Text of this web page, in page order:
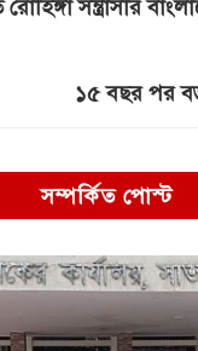
সন্ত্রাসীর
১৫ বছর পর
সম্পর্কিত পোস্ট